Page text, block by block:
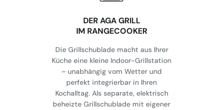
DER AGA GRILL
IM RANGECOOKER
Die Grillschublade macht aus Ihrer
Küche eine kleine Indoor-Grillstation
– unabhängig vom Wetter und
perfekt integrierbar in Ihren
Kochalltag. Als separate, elektrisch
beheizte Grillschublade mit eigener